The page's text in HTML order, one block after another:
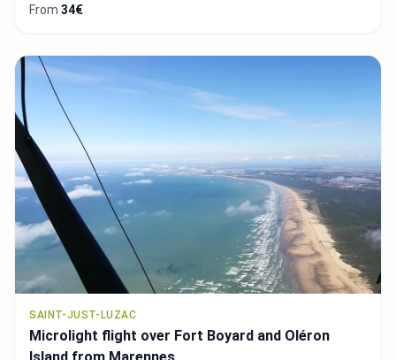
From 34€
SAINT-JUST-LUZAC
Microlight flight over Fort Boyard and Oléron